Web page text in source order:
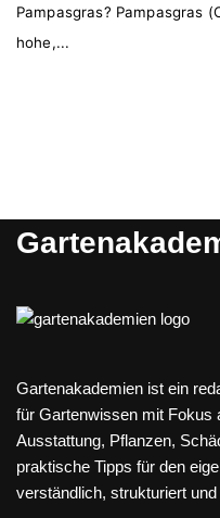
Pampasgras? Pampasgras
hohe,...
Gartenakademien ist ein
für Gartenwissen mit Fokus
Ausstattung, Pflanzen,
praktische Tipps für den
verständlich, strukturiert